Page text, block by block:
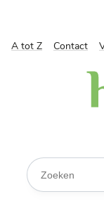
Naar inhoud
A tot Z Contact
Waarmee